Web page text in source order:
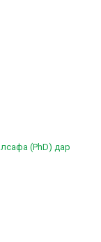
(PhD) дар